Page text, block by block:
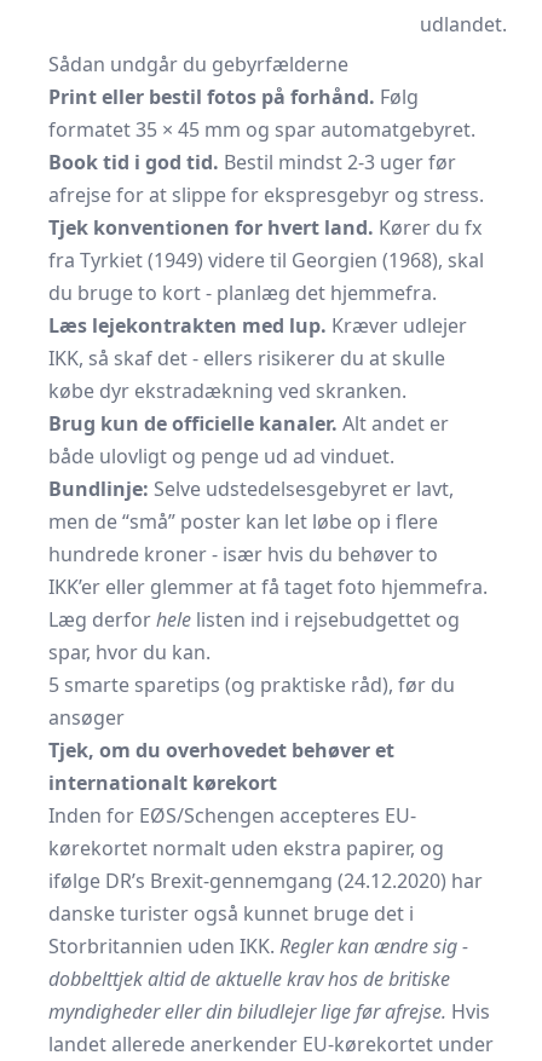
udlandet.
Sådan undgår du gebyrfælderne
Print eller bestil fotos på forhånd. Følg
formatet 35 × 45 mm og spar automatgebyret.
Book tid i god tid. Bestil mindst 2-3 uger før
afrejse for at slippe for ekspresgebyr og stress.
Tjek konventionen for hvert land. Kører du fx
fra Tyrkiet (1949) videre til Georgien (1968), skal
du bruge to kort - planlæg det hjemmefra.
Læs lejekontrakten med lup. Kræver udlejer
IKK, så skaf det - ellers risikerer du at skulle
købe dyr ekstra­dækning ved skranken.
Brug kun de officielle kanaler. Alt andet er
både ulovligt og penge ud ad vinduet.
Bundlinje: Selve udstedelsesgebyret er lavt,
men de “små” poster kan let løbe op i flere
hundrede kroner - især hvis du behøver to
IKK’er eller glemmer at få taget foto hjemmefra.
Læg derforhele listen ind i rejsebudgettet og
spar, hvor du kan.
5 smarte sparetips (og praktiske råd), før du
ansøger
Tjek, om du overhovedet behøver et
internationalt kørekort
Inden for EØS/Schengen accepteres EU-
kørekortet normalt uden ekstra papirer, og
ifølge DR’s Brexit-gennemgang (24.12.2020) har
danske turister også kunnet bruge det i
Storbritannien uden IKK. Regler kan ændre sig -
dobbelttjek altid de aktuelle krav hos de britiske
myndigheder eller din biludlejer lige før afrejse. Hvis
landet allerede anerkender EU-kørekortet under